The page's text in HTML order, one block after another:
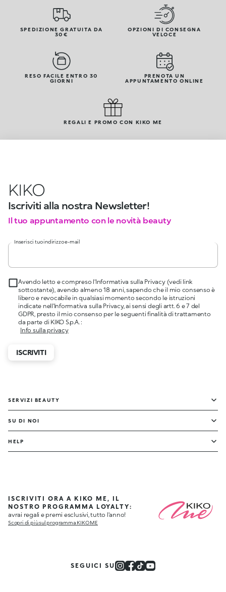
SPEDIZIONE GRATUITA DA
30€
OPZIONI DI CONSEGNA
VELOCE
RESO FACILE ENTRO 30
GIORNI
PRENOTA UN
APPUNTAMENTO ONLINE
REGALI E PROMO CON KIKO ME
KIKO
Iscriviti alla nostra Newsletter!
Il tuo appuntamento con le novità beauty
Inserisci tuo indirizzo e-mail
Avendo letto e compreso l'Informativa sulla Privacy (vedi link
sottostante), avendo almeno 18 anni, sapendo che il mio consenso è
libero e revocabile in qualsiasi momento secondo le istruzioni
indicate nell'Informativa sulla Privacy, ai sensi degli artt. 6 e 7 del
GDPR, presto il mio consenso per le seguenti finalità di trattamento
da parte di KIKO S.p.A. :
Info sulla privacy
ISCRIVITI
SERVIZI BEAUTY
SU DI NOI
HELP
ISCRIVITI ORA A KIKO ME, IL
NOSTRO PROGRAMMA LOYALTY:
avrai regali e premi esclusivi, tutto l'anno!
Scopri di più sul programma KIKO ME
SEGUICI SU